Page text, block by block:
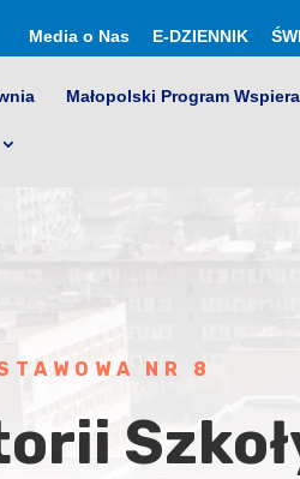
Media o Nas E-DZIENNIK
Małopolski Program
NR 8